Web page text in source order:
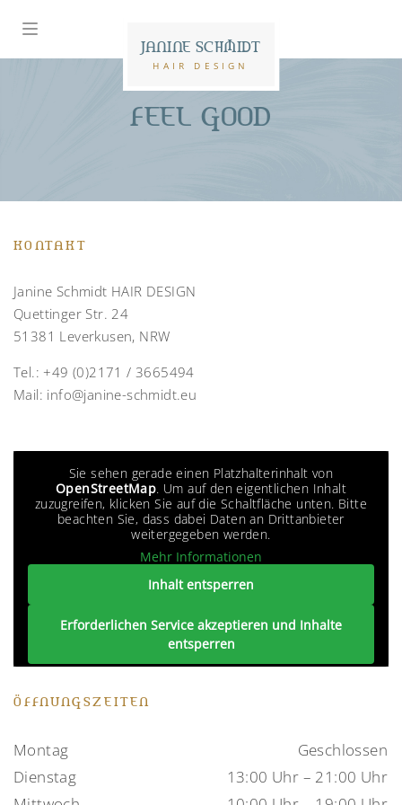
JANINE SCHMIDT
HAIR DESIGN
FEEL GOOD
KONTAKT
Janine Schmidt HAIR DESIGN
Quettinger Str. 24
51381 Leverkusen, NRW
Tel.:+49 (0)2171 / 3665494
Mail: info@janine-schmidt.eu
Sie sehen gerade einen Platzhalterinhalt von
OpenStreetMap. Um auf den eigentlichen Inhalt
zuzugreifen, klicken Sie auf die Schaltfläche unten. Bitte
beachten Sie, dass dabei Daten an Drittanbieter
weitergegeben werden.
Mehr Informationen
Inhalt entsperren
Erforderlichen Service akzeptieren und Inhalte
entsperren
ÖFFNUNGSZEITEN
Montag
Geschlossen
Dienstag
13:00 Uhr – 21:00 Uhr